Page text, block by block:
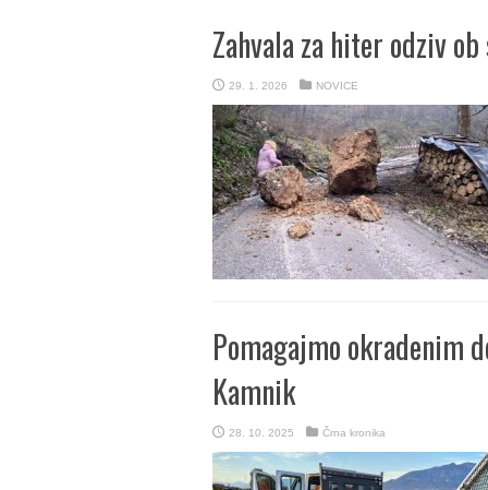
Zahvala za hiter odziv
29. 1. 2026 NOVICE
Pomagajmo okradenim
Kamnik
28. 10. 2025 Črna kronika